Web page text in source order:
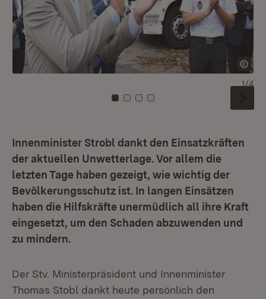
Zu Kachel: 0
Zu Kachel: 1
Zu Kachel: 2
Zu Kachel: 3
1/4
Innenminister Strobl dankt den Einsatzkräften
der aktuellen Unwetterlage. Vor allem die
letzten Tage haben gezeigt, wie wichtig der
Bevölkerungsschutz ist. In langen Einsätzen
haben die Hilfskräfte unermüdlich all ihre Kraft
eingesetzt, um den Schaden abzuwenden und
zu mindern.
Der Stv. Ministerpräsident und Innenminister
Thomas Stobl dankt heute persönlich den